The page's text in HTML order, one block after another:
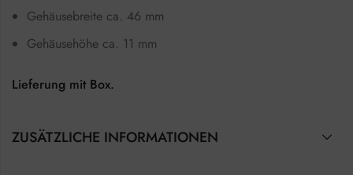
Gehäusebreite ca. 46 mm
Gehäusehöhe ca. 11 mm
Lieferung mit Box.
ZUSÄTZLICHE INFORMATIONEN